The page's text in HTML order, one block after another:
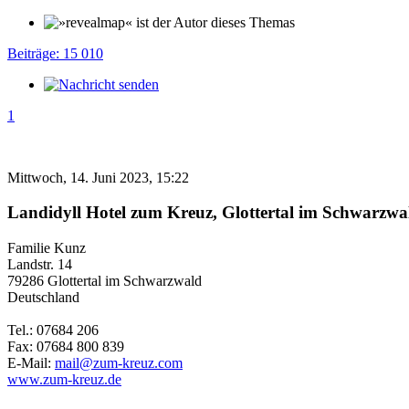
Beiträge: 15 010
1
Mittwoch, 14. Juni 2023, 15:22
Landidyll Hotel zum Kreuz, Glottertal im
Familie Kunz
Landstr. 14
79286 Glottertal im Schwarzwald
Deutschland
Tel.: 07684 206
Fax: 07684 800 839
E-Mail: mail@zum-kreuz.com
www.zum-kreuz.de